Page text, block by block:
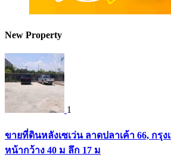
New Property
1
ขายที่ดินหลังเซเว่น ลาดปลาเค้า 66, กรุง
หน้ากว้าง 40 ม ลึก 17 ม